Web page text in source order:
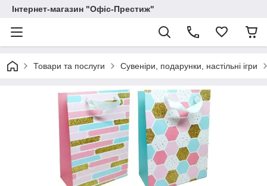
Інтернет-магазин "Офіс-Престиж"
Товари та послуги Сувеніри, подарунки, настільні ігри